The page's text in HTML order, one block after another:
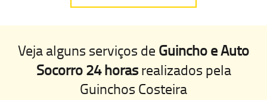
Veja alguns serviços de Guincho e Auto
Socorro 24 horasrealizados pela
Guinchos Costeira